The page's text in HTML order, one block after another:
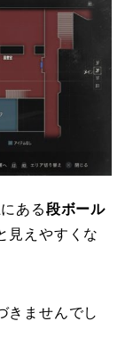
ある段ボール
見えやすくな
きませんでし